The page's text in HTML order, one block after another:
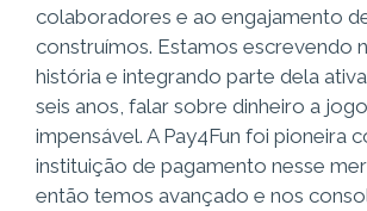
colaboradores e ao engajamento
construímos. Estamos escrevendo
história e integrando parte dela
seis anos, falar sobre dinheiro a
impensável. A Pay4Fun foi pioneira
instituição de pagamento nesse
então temos avançado e nos